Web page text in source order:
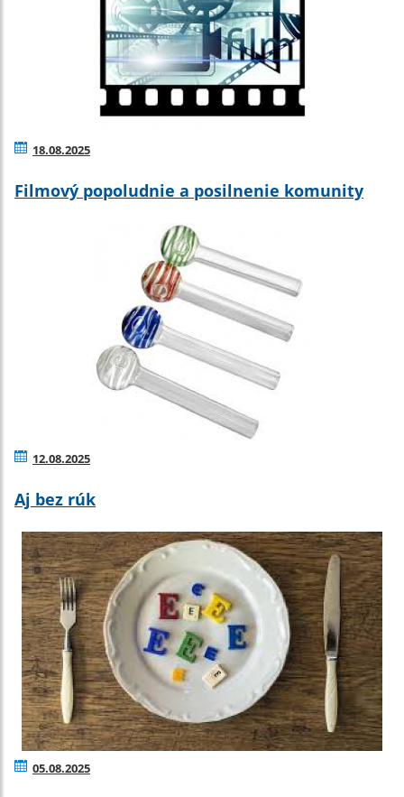
18.08.2025
Filmový popoludnie a posilnenie komunity
12.08.2025
Aj bez rúk
05.08.2025